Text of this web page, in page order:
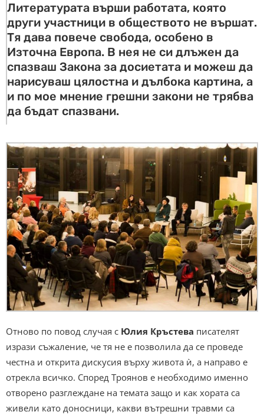
Литературата върши работата, която
други участници в обществото не вършат.
Тя дава повече свобода, особено в
Източна Европа. В нея не си длъжен да
спазваш Закона за досиетата и можеш да
нарисуваш цялостна и дълбока картина, а
и по мое мнение грешни закони не трябва
да бъдат спазвани.
Отново по повод случая с Юлия Кръстева писателят
изрази съжаление, че тя не е позволила да се проведе
честна и открита дискусия върху живота ѝ, а направо е
отрекла всичко. Според Троянов е необходимо именно
отворено разглеждане на темата защо и как хората са
живели като доносници, какви вътрешни травми са